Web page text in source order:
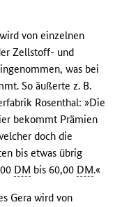
wird von einzelnen
Zellstoff- und
was bei
So äußerte z. B.
Rosenthal: »Die
bekommt Prämien
doch die
bis etwas übrig
DM bis 60,00 DM.«
Gera wird von